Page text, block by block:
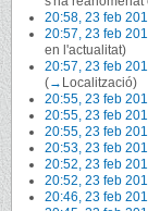
20:58, 23 feb
20:57, 23 feb
en l'actualitat)
20:57, 23 feb
(→ Localització)
20:55, 23 feb
20:55, 23 feb
20:55, 23 feb
20:53, 23 feb
20:52, 23 feb
20:52, 23 feb
20:46, 23 feb